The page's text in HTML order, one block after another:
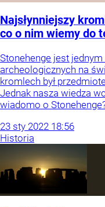
Najsłynniejszy
co o nim wiemy do
Stonehenge jest
archeologicznych na
kromlech był
Jednak nasza wiedza
wiadomo o
23 sty 2022 18:56
Historia